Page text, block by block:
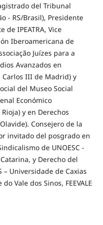
del Tribunal
- RS/Brasil), Presidente
de IPEATRA, Vice
Iberoamericana de
Juízes para a
Avanzados en
Carlos III de Madrid) y
del Museo Social
Económico
y en Derechos
Consejero de la
invitado del posgrado en
de UNOESC -
y Derecho del
– Universidade de Caxias
Vale dos Sinos, FEEVALE